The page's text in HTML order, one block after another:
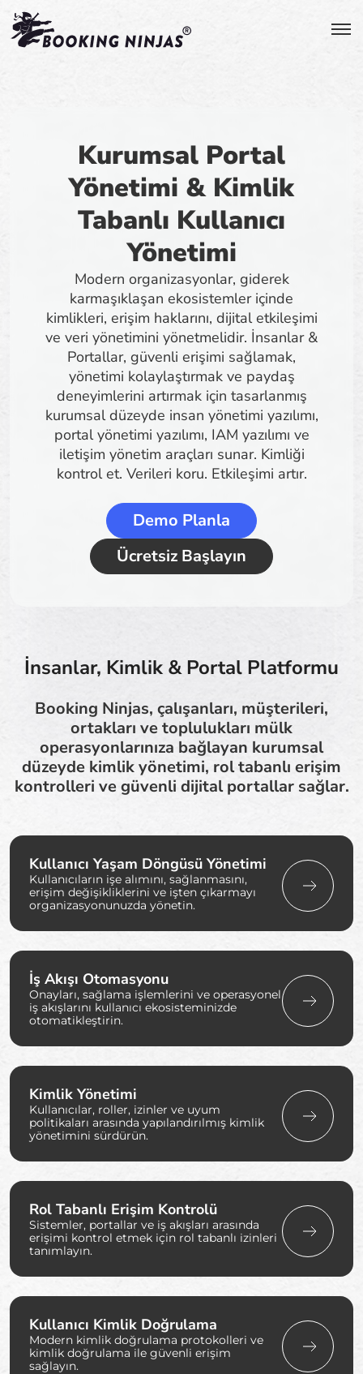
Kurumsal Portal
Yönetimi & Kimlik
Tabanlı Kullanıcı
Yönetimi
Modern organizasyonlar, giderek
karmaşıklaşan ekosistemler içinde
kimlikleri, erişim haklarını, dijital etkileşimi
ve veri yönetimini yönetmelidir. İnsanlar &
Portallar, güvenli erişimi sağlamak,
yönetimi kolaylaştırmak ve paydaş
deneyimlerini artırmak için tasarlanmış
kurumsal düzeyde insan yönetimi yazılımı,
portal yönetimi yazılımı, IAM yazılımı ve
iletişim yönetim araçları sunar. Kimliği
kontrol et. Verileri koru. Etkileşimi artır.
Demo Planla
Ücretsiz Başlayın
İnsanlar, Kimlik & Portal Platformu
Booking Ninjas, çalışanları, müşterileri,
ortakları ve toplulukları mülk
operasyonlarınıza bağlayan kurumsal
düzeyde kimlik yönetimi, rol tabanlı erişim
kontrolleri ve güvenli dijital portallar sağlar.
Kullanıcı Yaşam Döngüsü Yönetimi
Kullanıcıların işe alımını, sağlanmasını,
erişim değişikliklerini ve işten çıkarmayı
organizasyonunuzda yönetin.
İş Akışı Otomasyonu
Onayları, sağlama işlemlerini ve operasyonel
iş akışlarını kullanıcı ekosisteminizde
otomatikleştirin.
Kimlik Yönetimi
Kullanıcılar, roller, izinler ve uyum
politikaları arasında yapılandırılmış kimlik
yönetimini sürdürün.
Rol Tabanlı Erişim Kontrolü
Sistemler, portallar ve iş akışları arasında
erişimi kontrol etmek için rol tabanlı izinleri
tanımlayın.
Kullanıcı Kimlik Doğrulama
Modern kimlik doğrulama protokolleri ve
kimlik doğrulama ile güvenli erişim
sağlayın.